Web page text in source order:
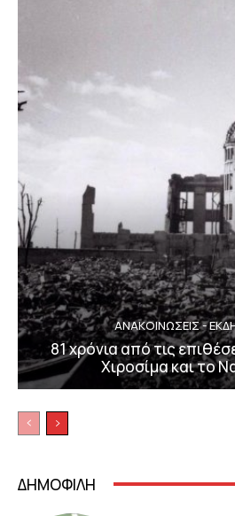
ΑΝΑΚΟΙΝΩΣΕΙΣ -
81 χρόνια από τις
Χιροσίμα και το
ΔΗΜΟΦΙΛΗ